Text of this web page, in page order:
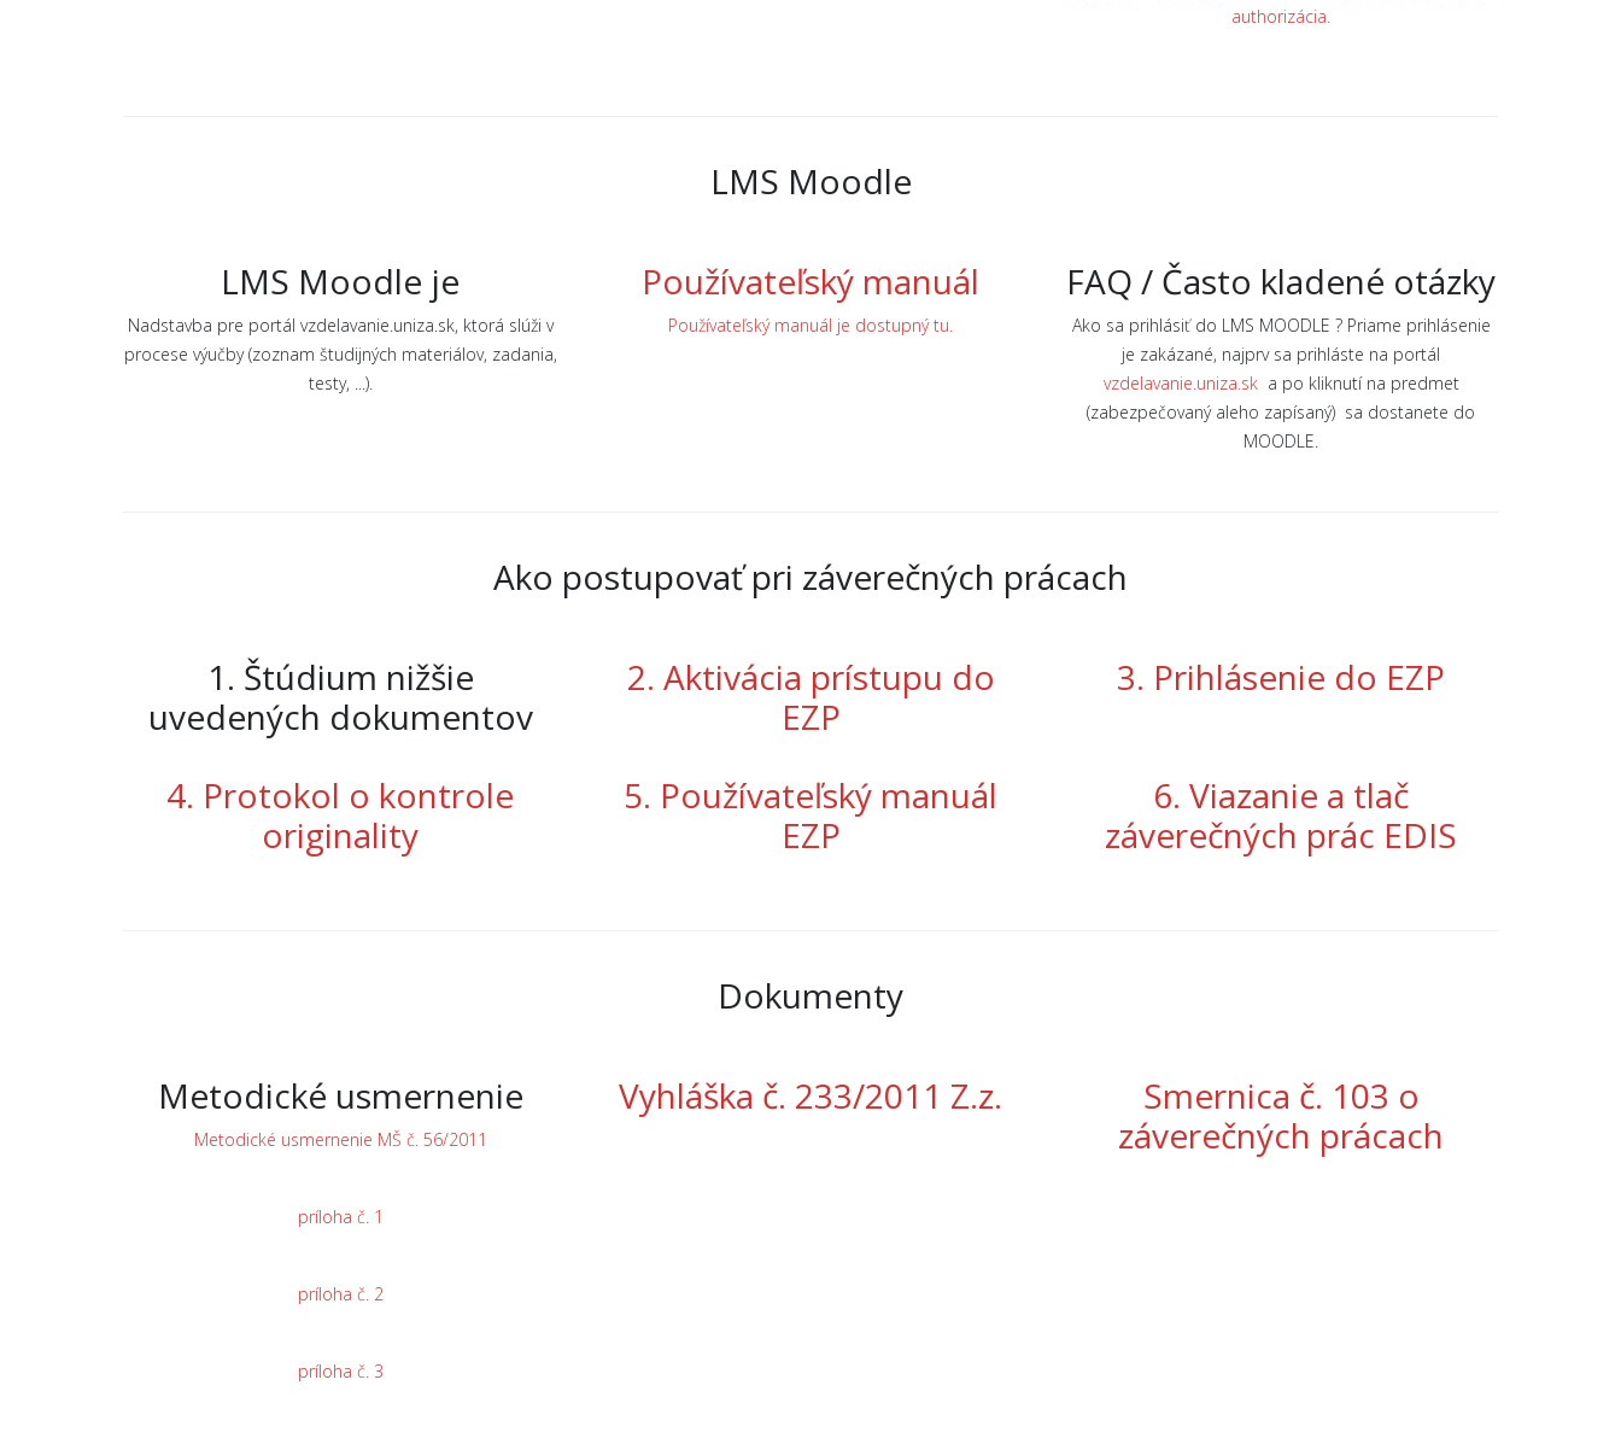
authorizácia.
LMS Moodle
LMS Moodle je
Nadstavba pre portál vzdelavanie.uniza.sk, ktorá slúži v
procese výučby (zoznam študijných materiálov, zadania,
testy, ...).
Používateľský manuál
Používateľský manuál je dostupný tu.
FAQ / Často kladené otázky
Ako sa prihlásiť do LMS MOODLE ? Priame prihlásenie
je zakázané, najprv sa prihláste na portál
vzdelavanie.uniza.sk a po kliknutí na predmet
(zabezpečovaný aleho zapísaný) sa dostanete do
MOODLE.
Ako postupovať pri záverečných prácach
1. Štúdium nižšie
uvedených dokumentov
2. Aktivácia prístupu do
EZP
3. Prihlásenie do EZP
4. Protokol o kontrole
originality
5. Používateľský manuál
EZP
6. Viazanie a tlač
záverečných prác EDIS
Dokumenty
Metodické usmernenie
Metodické usmernenie MŠ č. 56/2011
príloha č. 1
príloha č. 2
príloha č. 3
Vyhláška č. 233/2011 Z.z.
Smernica č. 103 o
záverečných prácach